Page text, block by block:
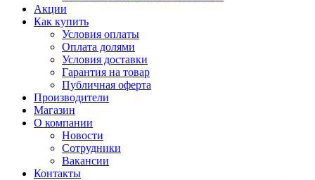
Акции
Как купить
Условия оплаты
Оплата долями
Условия доставки
Гарантия на товар
Публичная оферта
Производители
Магазин
О компании
Новости
Сотрудники
Вакансии
Контакты